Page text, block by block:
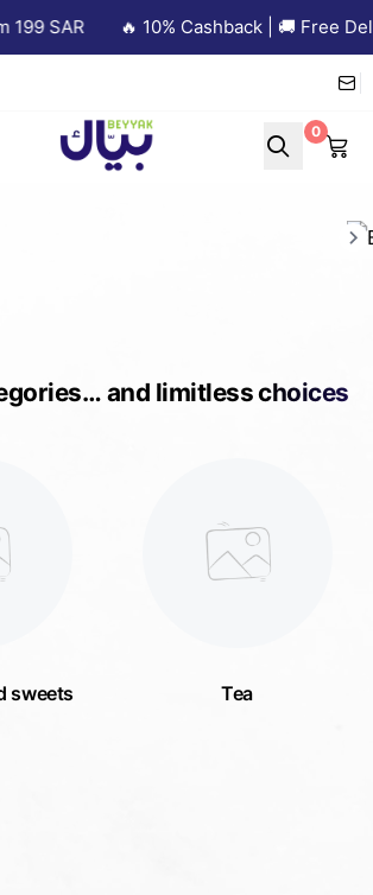
🔥 10% Cashback | 🚚 Free
Beyyak
0
and limitless choices
sweets Tea